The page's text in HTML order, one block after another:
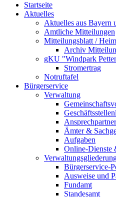
Startseite
Aktuelles
Aktuelles aus Bayern
Amtliche Mitteilungen
Mitteilungsblatt /
Archiv
gKU "Windpark
Stromertrag
Notruftafel
Bürgerservice
Verwaltung
Ansprechpartner
Ämter &
Aufgaben
Online-Dienste
Bürgerservice-
Ausweise und
Fundamt
Standesamt